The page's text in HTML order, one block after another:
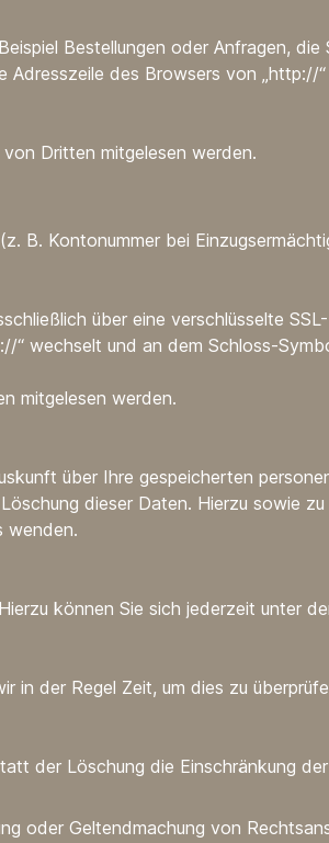
Bestellungen oder Anfragen, die
Adresszeile des Browsers von „http://
Dritten mitgelesen werden.
B. Kontonummer bei
über eine verschlüsselte
“ wechselt und an dem Schloss-
mitgelesen werden.
über Ihre gespeicherten
dieser Daten. Hierzu sowie
wenden.
können Sie sich jederzeit unter
der Regel Zeit, um dies zu
der Löschung die Einschränkung
oder Geltendmachung von